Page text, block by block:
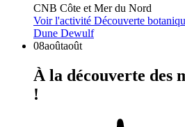
CNB Côte et Mer du Nord
Voir l'activité Découverte
Dune Dewulf
08aoûtaoût
À la découverte des
!